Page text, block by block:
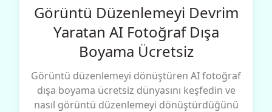
Görüntü Düzenlemeyi Devrim
Yaratan AI Fotoğraf Dışa
Boyama Ücretsiz
Görüntü düzenlemeyi dönüştüren AI fotoğraf
dışa boyama ücretsiz dünyasını keşfedin ve
nasıl görüntü düzenlemeyi dönüştürdüğünü